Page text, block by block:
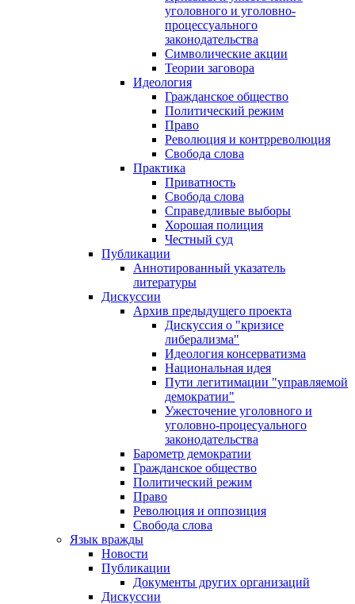
уголовного и уголовно-
процессуального
законодательства
Символические акции
Теории заговора
Идеология
Гражданское общество
Политический режим
Право
Революция и контрреволюция
Свобода слова
Практика
Приватность
Свобода слова
Справедливые выборы
Хорошая полиция
Честный суд
Публикации
Аннотированный указатель
литературы
Дискуссии
Архив предыдущего проекта
Дискуссия о "кризисе
либерализма"
Идеология консерватизма
Национальная идея
Пути легитимации "управляемой
демократии"
Ужесточение уголовного и
уголовно-процесуального
законодательства
Барометр демократии
Гражданское общество
Политический режим
Право
Революция и оппозиция
Свобода слова
Язык вражды
Новости
Публикации
Документы других организаций
Дискуссии